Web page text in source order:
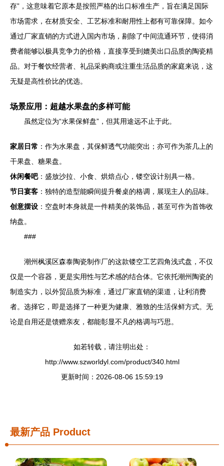
存”，这意味着它原本是按照严格的出口标准生产，旨在满足国际
市场需求，在材质安全、工艺标准和耐用性上都有可靠保障。如今
通过厂家直销的方式进入国内市场，剔除了中间流通环节，使得消
费者能够以极具竞争力的价格，直接享受到媲美出口品质的陶瓷精
品。对于餐饮经营者、礼品采购商或注重生活品质的家庭来说，这
无疑是高性价比的优选。
场景应用：超越水果盘的多样可能
虽然定位为“水果保鲜盘”，但其用途远不止于此。
家居日常 ：作为水果盘，其保鲜透气功能突出；亦可作为茶几上的
干果盘、糖果盘。
休闲餐吧：盛放沙拉、小食、烘焙点心，镂空设计别具一格。
节日宴客 ：独特的造型能瞬间提升餐桌的格调，展现主人的品味。
创意摆设 ：空盘时本身就是一件精美的装饰品，甚至可作为首饰收
纳盘。
###
潮州枫溪区森泰陶瓷制作厂的这款镂空工艺四角浅式盘，不仅
仅是一个容器，更是实用性与艺术感的结合体。它依托潮州陶瓷的
制造实力，以外贸品质为标准，通过厂家直销的渠道，让利消费
者。选择它，即是选择了一种更为健康、雅致的生活保鲜方式。无
论是自用还是馈赠亲友，都能彰显不凡的格调与巧思。
如若转载，请注明出处：
http://www.szworldyl.com/product/340.html
更新时间：2026-08-06 15:59:19
最新产品 Product